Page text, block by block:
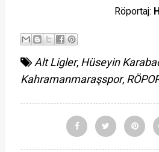
Röportaj:
Alt Ligler, Hüseyin
Kahramanmaraşspor,